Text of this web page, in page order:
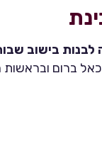
בישוב
ברום ובראשות